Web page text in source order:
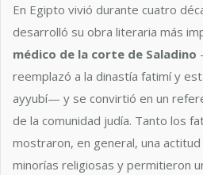
En Egipto vivió durante cuatro
desarrolló su obra literaria más
médico de la corte de Saladino
reemplazó a la dinastía fatimí y
ayyubí— y se convirtió en un
de la comunidad judía. Tanto los
mostraron, en general, una
minorías religiosas y permitieron